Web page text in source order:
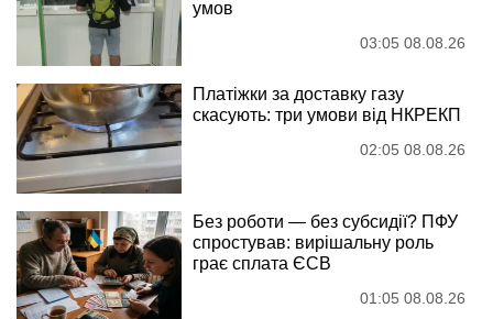
умов
03:05 08.08.26
Платіжки за доставку газу
скасують: три умови від НКРЕКП
02:05 08.08.26
Без роботи — без субсидії? ПФУ
спростував: вирішальну роль
грає сплата ЄСВ
01:05 08.08.26